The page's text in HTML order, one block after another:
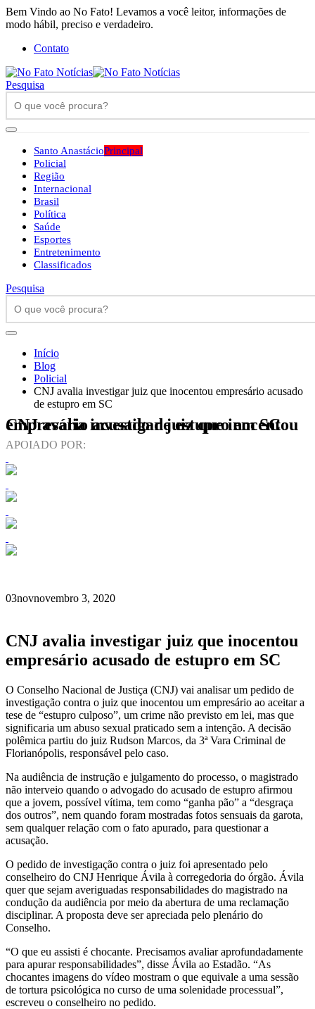
Bem Vindo ao No Fato! Levamos a você leitor, informações de
modo hábil, preciso e verdadeiro.
Contato
Pesquisa
Santo AnastácioPrincipal
Policial
Região
Internacional
Brasil
Política
Saúde
Esportes
Entretenimento
Classificados
Pesquisa
Início
Blog
Policial
CNJ avalia investigar juiz que inocentou empresário acusado
de estupro em SC
CNJ avalia investigar juiz que inocentou empresário acusado de estupro em SC
APOIADO POR:
03novnovembro 3, 2020
CNJ avalia investigar juiz que inocentou
empresário acusado de estupro em SC
O Conselho Nacional de Justiça (CNJ) vai analisar um pedido de
investigação contra o juiz que inocentou um empresário ao aceitar a
tese de “estupro culposo”, um crime não previsto em lei, mas que
significaria um abuso sexual praticado sem a intenção. A decisão
polêmica partiu do juiz Rudson Marcos, da 3ª Vara Criminal de
Florianópolis, responsável pelo caso.
Na audiência de instrução e julgamento do processo, o magistrado
não interveio quando o advogado do acusado de estupro afirmou
que a jovem, possível vítima, tem como “ganha pão” a “desgraça
dos outros”, nem quando foram mostradas fotos sensuais da garota,
sem qualquer relação com o fato apurado, para questionar a
acusação.
O pedido de investigação contra o juiz foi apresentado pelo
conselheiro do CNJ Henrique Ávila à corregedoria do órgão. Ávila
quer que sejam averiguadas responsabilidades do magistrado na
condução da audiência por meio da abertura de uma reclamação
disciplinar. A proposta deve ser apreciada pelo plenário do
Conselho.
“O que eu assisti é chocante. Precisamos avaliar aprofundadamente
para apurar responsabilidades”, disse Ávila ao Estadão. “As
chocantes imagens do vídeo mostram o que equivale a uma sessão
de tortura psicológica no curso de uma solenidade processual”,
escreveu o conselheiro no pedido.